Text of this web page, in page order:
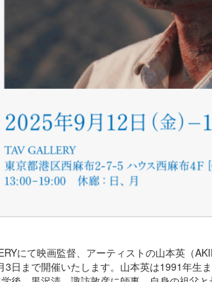
にて映画監督、アーティストの山本英（
3日まで開催いたします。山本英は1991年生